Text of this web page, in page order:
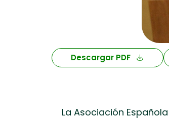
Descargar PDF
La Asociación